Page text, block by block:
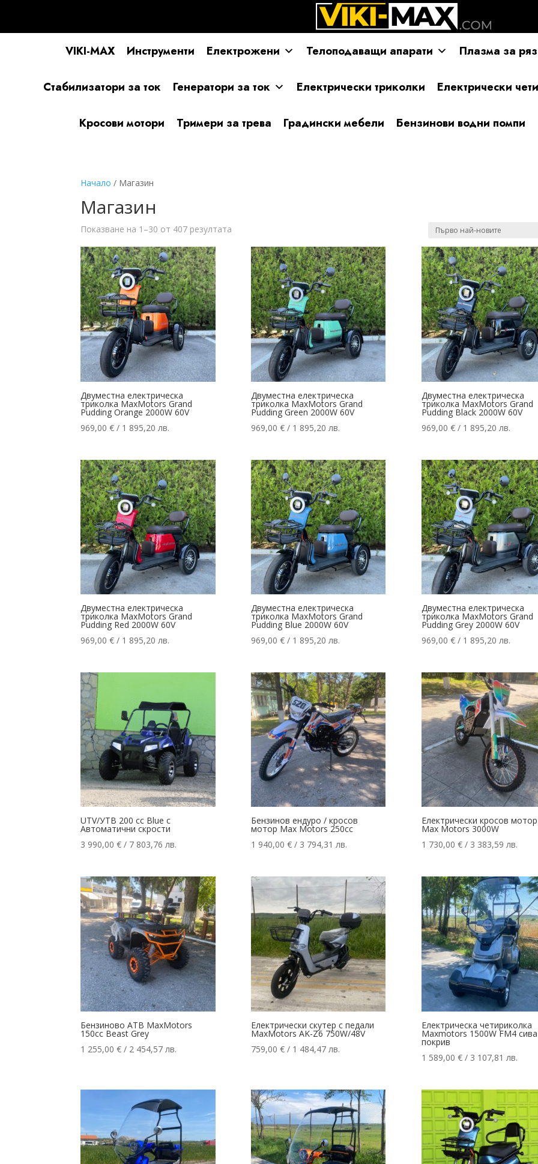
VIKI-MAX Инструменти Електрожени Телоподаващи апарати Плазма за
Стабилизатори за ток Генератори за ток Електрически триколки Електрически
Кросови мотори Тримери за трева Градински мебели Бензинови водни помпи
Начало / Магазин
Магазин
Показване на 1–30 от 407 резултата
latest
Двуместна електрическа
триколка MaxMotors Grand
Pudding Orange 2000W 60V
969,00€ / 1 895,20 лв.
Двуместна електрическа
триколка MaxMotors Grand
Pudding Green 2000W 60V
969,00 €/ 1 895,20 лв.
Двуместна електрическа
триколка MaxMotors Grand
Pudding Black 2000W 60V
969,00 €/ 1 895,20 лв.
Двуместна електрическа
триколка MaxMotors Grand
Pudding Red 2000W 60V
969,00€ / 1 895,20 лв.
Двуместна електрическа
триколка MaxMotors Grand
Pudding Blue 2000W 60V
969,00 €/ 1 895,20 лв.
Двуместна електрическа
триколка MaxMotors Grand
Pudding Grey 2000W 60V
969,00 €/ 1 895,20 лв.
UTV/УТВ 200 cc Blue с
Автоматични скрости
3 990,00€ / 7 803,76 лв.
Бензинов ендуро / кросов
мотор Max Motors 250cc
1 940,00 €/ 3 794,31 лв.
Електрически кросов мотор
Max Motors 3000W
1 730,00 €/ 3 383,59 лв.
Бензиново АТВ MaxMotors
150cc Beast Grey
1 255,00€ / 2 454,57 лв.
Електрически скутер с педали
MaxMotors AK-Z6 750W/48V
759,00 €/ 1 484,47 лв.
Електрическа четириколка
Maxmotors 1500W FM4
покрив
1 589,00 €/ 3 107,81 лв.